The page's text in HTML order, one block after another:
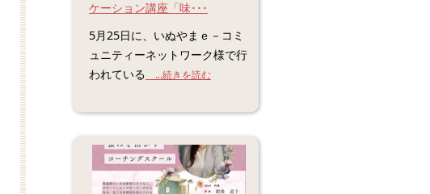
ケーション講座「味･･･
5月25日に、いぬやまｅ－コミ
ュニティーネットワーク様で行
われている ...続きを読む